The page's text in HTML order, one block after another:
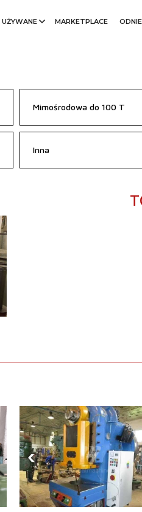
MARKETPLACE
Mimośrodowa do 100 T
Inna
‹